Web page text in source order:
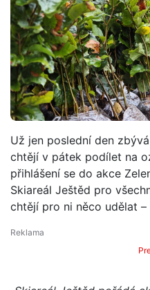
Už jen poslední den
chtějí v pátek podílet na
přihlášení se do akce
Skiareál Ještěd pro
chtějí pro ni něco udělat